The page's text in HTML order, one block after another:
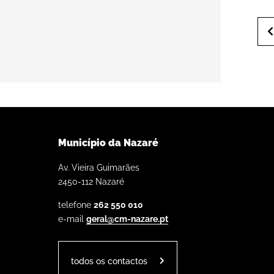
Município da Nazaré
Av. Vieira Guimarães
2450-112 Nazaré
telefone 262 550 010
e-mail geral@cm-nazare.pt
todos os contactos